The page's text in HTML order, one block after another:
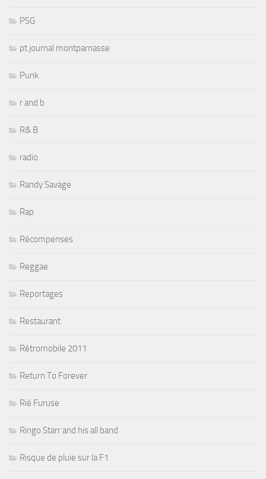
PSG
pt journal montparnasse
Punk
r and b
R& B
radio
Randy Savage
Rap
Récompenses
Reggae
Reportages
Restaurant
Rétromobile 2011
Return To Forever
Rié Furuse
Ringo Starr and his all band
Risque de pluie sur la F1